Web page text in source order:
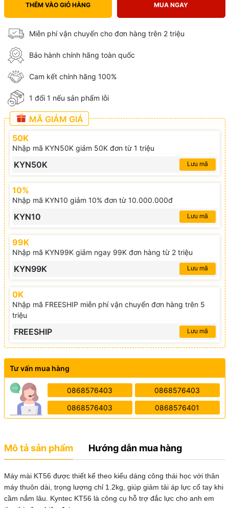
THÊM VÀO GIỎ HÀNG MUA NGAY
Miễn phí vận chuyển cho đơn hàng trên 2 triệu
Bảo hành chính hãng toàn quốc
Cam kết chính hãng 100%
1 đổi 1 nếu sản phẩm lỗi
MÃ GIẢM GIÁ
50K
Nhập mã KYN50K giảm 50K đơn từ 1 triệu
KYN50K Lưu mã
10%
Nhập mã KYN10 giảm 10% đơn từ 10.000.000đ
KYN10 Lưu mã
99K
Nhập mã KYN99K giảm ngay 99K đơn hàng từ 2 triệu
KYN99K Lưu mã
0K
Nhập mã FREESHIP miễn phí vận chuyển đơn hàng trên 5
triệu
FREESHIP Lưu mã
Tư vấn mua hàng
0868576403 0868576403
0868576403 0868576401
Mô tả sản phẩm Hướng dẫn mua hàng
Máy mài KT56 được thiết kế theo kiểu dáng công thái học với thân
máy thuôn dài, trọng lượng chỉ 1.2kg, giúp giảm tải áp lực cổ tay khi
cầm nắm lâu. Kyntec KT56 là công cụ hỗ trợ đắc lực cho anh em